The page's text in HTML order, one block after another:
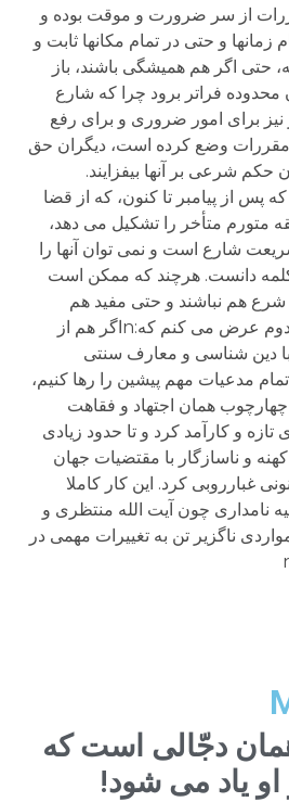
از سر ضرورت و موقت بوده و
زمانها و حتی در تمام مکانها ثابت و
حتی اگر هم همیشگی باشند، باز
فراتر برود چرا که شارع
نیز برای امور ضروری و برای رفع
وضع کرده است، دیگران حق
حکم شرعی بر آنها بیفزایند.
که پس از پیامبر تا کنون، که از قضا
متورم متأخر را تشکیل می دهد،
شارع است و نمی توان آنها را
دانست. هرچند که ممکن است
شرع هم نباشند و حتی مفید هم
باشند.nدر مورد پرسش دوم عرض می کنم که:nاگر هم از
با دین شناسی و معارف سنتی
مدعیات مهم پیشین را رها کنیم،
همان اجتهاد و فقاهت
تازه و کارآمد کرد و تا حدود زیادی
و ناسازگار با مقتضیات جهان
غبارروبی کرد. این کار کاملا
نامداری چون آیت الله منتظری و
ناگزیر تن به تغییرات مهمی در
دجّالی است که
او یاد می شود!